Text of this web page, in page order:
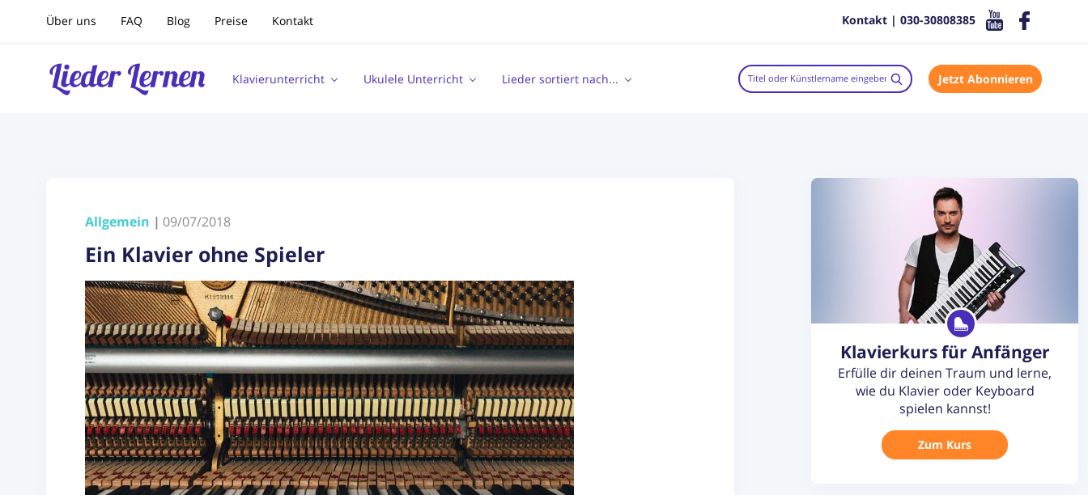
Über uns FAQ Blog Preise Kontakt Kontakt | 030-30808385
Klavierunterricht Ukulele Unterricht Lieder sortiert nach... Jetzt Abonnieren
Allgemein | 09/07/2018
Ein Klavier ohne Spieler
Klavierkurs für Anfänger
Erfülle dir deinen Traum und lerne,
wie du Klavier oder Keyboard
spielen kannst!
Zum Kurs